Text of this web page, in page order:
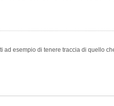
esempio di tenere traccia di quello